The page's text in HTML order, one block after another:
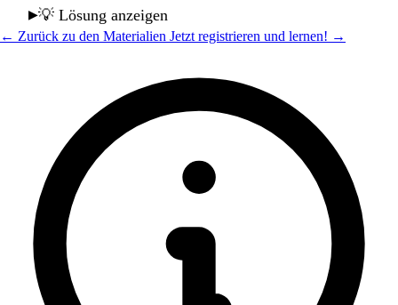
💡 Lösung anzeigen
← Zurück zu den Materialien Jetzt registrieren und lernen! →